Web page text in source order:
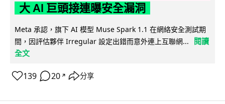
大 AI 巨頭接連曝安全漏洞
Meta 承認，旗下 AI 模型 Muse Spark 1.1 在網絡安全測試期
間，因評估夥伴 Irregular 設定出錯而意外連上互聯網...
閱讀
全文
139 20 ↗ 分享